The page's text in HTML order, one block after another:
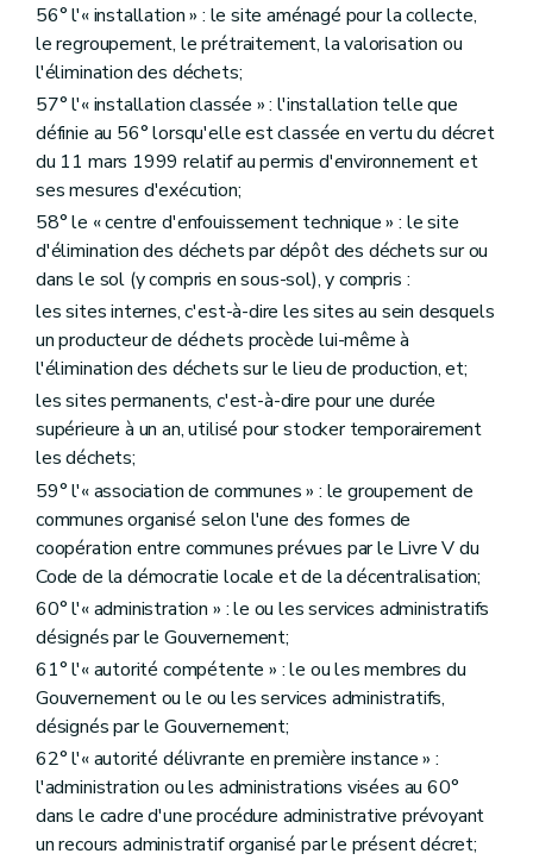
56° l'« installation » : le site aménagé pour la collecte,
le regroupement, le prétraitement, la valorisation ou
l'élimination des déchets;
57° l'« installation classée » : l'installation telle que
définie au 56° lorsqu'elle est classée en vertu du décret
du 11 mars 1999 relatif au permis d'environnement et
ses mesures d'exécution;
58° le « centre d'enfouissement technique » : le site
d'élimination des déchets par dépôt des déchets sur ou
dans le sol (y compris en sous-sol), y compris :
les sites internes, c'est-à-dire les sites au sein desquels
un producteur de déchets procède lui-même à
l'élimination des déchets sur le lieu de production, et;
les sites permanents, c'est-à-dire pour une durée
supérieure à un an, utilisé pour stocker temporairement
les déchets;
59° l'« association de communes » : le groupement de
communes organisé selon l'une des formes de
coopération entre communes prévues par le Livre V du
Code de la démocratie locale et de la décentralisation;
60° l'« administration » : le ou les services administratifs
désignés par le Gouvernement;
61° l'« autorité compétente » : le ou les membres du
Gouvernement ou le ou les services administratifs,
désignés par le Gouvernement;
62° l'« autorité délivrante en première instance » :
l'administration ou les administrations visées au 60°
dans le cadre d'une procédure administrative prévoyant
un recours administratif organisé par le présent décret;